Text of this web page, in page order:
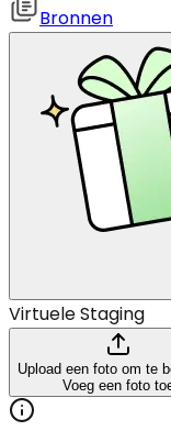
Bronnen
Virtuele Staging
Upload een foto om te
Voeg een foto